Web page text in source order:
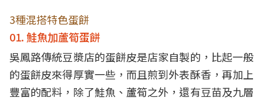
3種混搭特色蛋餅
01. 鮭魚加蘆筍蛋餅
吳鳳路傳統豆漿店的蛋餅皮是店家自製的，比起一般
的蛋餅皮來得厚實一些，而且煎到外表酥香，再加上
豐富的配料，除了鮭魚、蘆筍之外，還有豆苗及九層